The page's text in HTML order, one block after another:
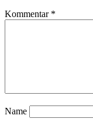
Kommentar *
Name